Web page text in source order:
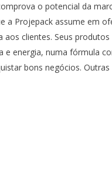
o potencial da
a Projepack assume em
aos clientes. Seus
e energia, numa fórmula
bons negócios.